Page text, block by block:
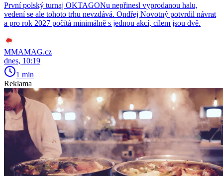
První polský turnaj OKTAGONu nepřinesl vyprodanou halu,
vedení se ale tohoto trhu nevzdává. Ondřej Novotný potvrdil návrat
a pro rok 2027 počítá minimálně s jednou akcí, cílem jsou dvě.
MMAMAG.cz
dnes, 10:19
1 min
Reklama